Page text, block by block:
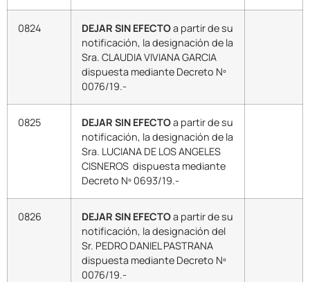
0824 DEJAR SIN EFECTOa partir de su
notificación, la designación de la
Sra. CLAUDIA VIVIANA GARCIA
dispuesta mediante Decreto Nº
0076/19.-
0825 DEJAR SIN EFECTOa partir de su
notificación, la designación de la
Sra. LUCIANA DE LOS ANGELES
CISNEROS dispuesta mediante
Decreto Nº 0693/19.-
0826 DEJAR SIN EFECTOa partir de su
notificación, la designación del
Sr. PEDRO DANIEL PASTRANA
dispuesta mediante Decreto Nº
0076/19.-